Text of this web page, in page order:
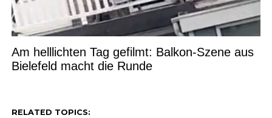
Am helllichten Tag gefilmt: Balkon-Szene aus
Bielefeld macht die Runde
RELATED TOPICS: